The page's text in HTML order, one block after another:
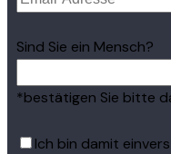
Sind Sie ein Mensch?
*bestätigen Sie bitte
Ich bin damit